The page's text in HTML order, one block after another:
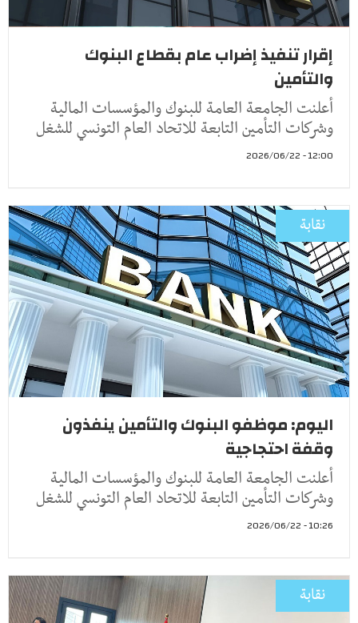
إقرار تنفيذ إضراب عام بقطاع البنوك
والتأمين
أعلنت الجامعة العامة للبنوك والمؤسسات المالية
وشركات التأمين التابعة للاتحاد العام التونسي للشغل
12:00 - 2026/06/22
نقابة
اليوم: موظفو البنوك والتأمين ينفذون
وقفة احتجاجية
أعلنت الجامعة العامة للبنوك والمؤسسات المالية
وشركات التأمين التابعة للاتحاد العام التونسي للشغل
10:26 - 2026/06/22
نقابة